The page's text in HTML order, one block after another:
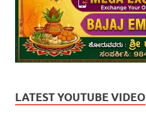
LATEST YOUTUBE VIDEO